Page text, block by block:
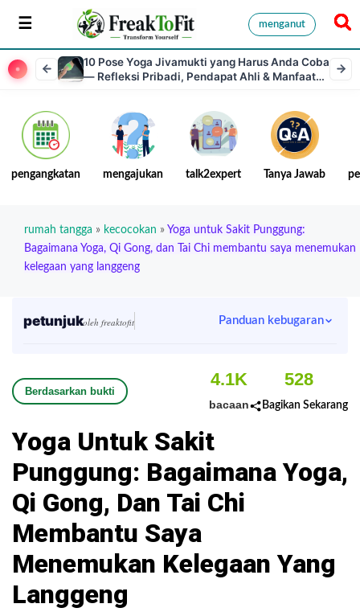
menganut
10 Pose Yoga Jivamukti yang Harus Anda Coba
— Refleksi Pribadi, Pendapat Ahli & Manfaat
pengangkatan mengajukan talk2expert Tanya Jawab
rumah tangga » kecocokan » Yoga untuk Sakit Punggung:
Bagaimana Yoga, Qi Gong, dan Tai Chi membantu saya menemukan
kelegaan yang langgeng
petunjukoleh freaktofit Panduan kebugaran
Berdasarkan bukti
4.1K
bacaan
528
Bagikan Sekarang
Yoga Untuk Sakit
Punggung: Bagaimana Yoga,
Qi Gong, Dan Tai Chi
Membantu Saya
Menemukan Kelegaan Yang
Langgeng